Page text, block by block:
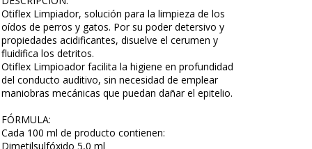
Otiflex Limpiador, solución para la limpieza de los
oídos de perros y gatos. Por su poder detersivo y
propiedades acidificantes, disuelve el cerumen y
fluidifica los detritos.
Otiflex Limpioador facilita la higiene en profundidad
del conducto auditivo, sin necesidad de emplear
maniobras mecánicas que puedan dañar el epitelio.
FÓRMULA:
Cada 100 ml de producto contienen:
Dimetilsulfóxido 5,0 ml